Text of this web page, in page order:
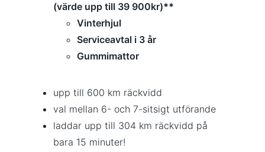
(värde upp till 39 900kr)**
Vinterhjul
Serviceavtal i 3 år
Gummimattor
upp till 600 km räckvidd
val mellan 6- och 7-sitsigt utförande
laddar upp till 304 km räckvidd på
bara 15 minuter!